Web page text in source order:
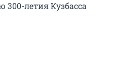
летия Кузбасса